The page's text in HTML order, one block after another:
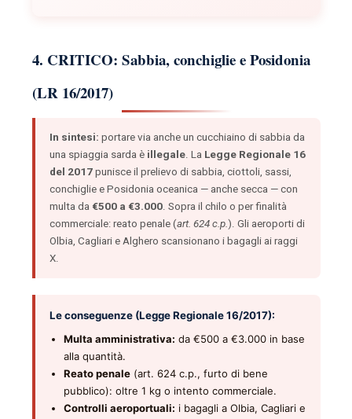
4. CRITICO: Sabbia, conchiglie e Posidonia
(LR 16/2017)
In sintesi: portare via anche un cucchiaino di sabbia da
una spiaggia sarda è illegale. La Legge Regionale 16
del 2017punisce il prelievo di sabbia, ciottoli, sassi,
conchiglie e Posidonia oceanica — anche secca — con
multa da €500 a €3.000. Sopra il chilo o per finalità
commerciale: reato penale (art. 624 c.p. ). Gli aeroporti di
Olbia, Cagliari e Alghero scansionano i bagagli ai raggi
X.
Le conseguenze (Legge Regionale 16/2017):
Multa amministrativa: da €500 a €3.000 in base
alla quantità.
Reato penale(art. 624 c.p., furto di bene
pubblico): oltre 1 kg o intento commerciale.
Controlli aeroportuali: i bagagli a Olbia, Cagliari e